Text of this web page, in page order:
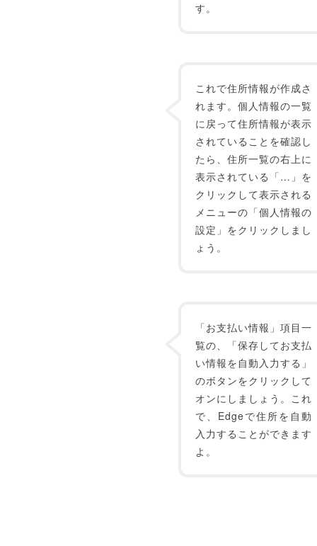
す。
これで住所情報が作成さ
れます。個人情報の一覧
に戻って住所情報が表示
されていることを確認し
たら、住所一覧の右上に
表示されている「…」を
クリックして表示される
メニューの「個人情報の
設定」をクリックしまし
ょう。
「お支払い情報」項目一
覧の、「保存してお支払
い情報を自動入力する」
のボタンをクリックして
オンにしましょう。これ
で、Edgeで住所を自動
入力することができます
よ。